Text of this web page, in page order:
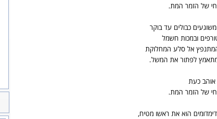
של הזמר המת.
כבולים עד בוקר
ובמכות חשמל
המתנפץ אל סלע המחלוקת
לפתור את המשל.
אוהב כעת
של הזמר המת.
הוא את ראשו מטיח,